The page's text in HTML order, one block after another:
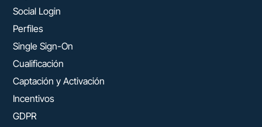
Social Login
Perfiles
Single Sign-On
Cualificación
Captación y Activación
Incentivos
GDPR